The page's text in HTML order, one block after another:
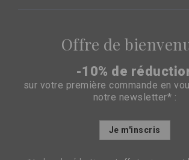
Offre de
-10% de
sur votre première commande en
notre newsletter* :
Inscription
Je m'inscris